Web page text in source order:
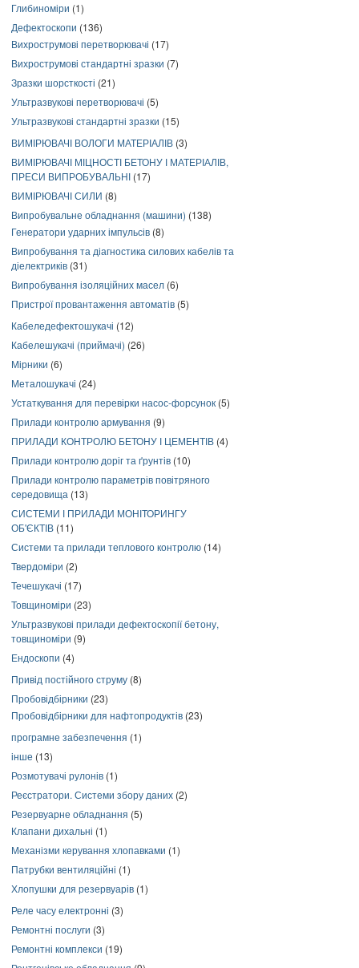
Глибиноміри (1)
Дефектоскопи (136)
Вихрострумові перетворювачі (17)
Вихрострумові стандартні зразки (7)
Зразки шорсткості (21)
Ультразвукові перетворювачі (5)
Ультразвукові стандартні зразки (15)
ВИМІРЮВАЧІ ВОЛОГИ МАТЕРІАЛІВ (3)
ВИМІРЮВАЧІ МІЦНОСТІ БЕТОНУ І МАТЕРІАЛІВ,
ПРЕСИ ВИПРОБУВАЛЬНІ (17)
ВИМІРЮВАЧІ СИЛИ (8)
Випробувальне обладнання (машини) (138)
Генератори ударних імпульсів (8)
Випробування та діагностика силових кабелів та
діелектриків (31)
Випробування ізоляційних масел (6)
Пристрої провантаження автоматів (5)
Кабеледефектошукачі (12)
Кабелешукачі (приймачі) (26)
Мірники (6)
Металошукачі (24)
Устаткування для перевірки насос-форсунок (5)
Прилади контролю армування (9)
ПРИЛАДИ КОНТРОЛЮ БЕТОНУ І ЦЕМЕНТІВ (4)
Прилади контролю доріг та ґрунтів (10)
Прилади контролю параметрів повітряного
середовища (13)
СИСТЕМИ І ПРИЛАДИ МОНІТОРИНГУ
ОБ'ЄКТІВ (11)
Системи та прилади теплового контролю (14)
Твердоміри (2)
Течешукачі (17)
Товщиноміри (23)
Ультразвукові прилади дефектоскопії бетону,
товщиноміри (9)
Ендоскопи (4)
Привід постійного струму (8)
Пробовідбірники (23)
Пробовідбірники для нафтопродуктів (23)
програмне забезпечення (1)
інше (13)
Розмотувачі рулонів (1)
Реєстратори. Системи збору даних (2)
Резервуарне обладнання (5)
Клапани дихальні (1)
Механізми керування хлопавками (1)
Патрубки вентиляційні (1)
Хлопушки для резервуарів (1)
Реле часу електронні (3)
Ремонтні послуги (3)
Ремонтні комплекси (19)